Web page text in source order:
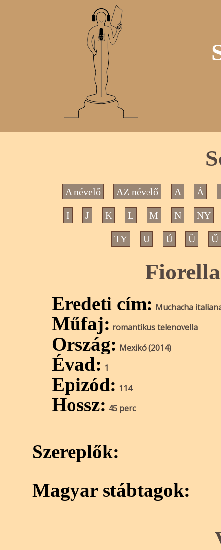
A névelő AZ névelő A Á
I J K L M N NY
TY U Ú Ü Ű
Eredeti cím: Muchacha
Műfaj: romantikus telenovella
Ország: Mexikó (2014)
Évad: 1
Epizód: 114
Hossz: 45 perc
Szereplők:
Magyar stábtagok: